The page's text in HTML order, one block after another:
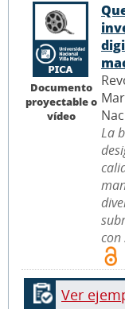
Documento
proyectable o
vídeo
La
con
Ver